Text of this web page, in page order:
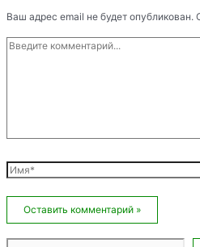
Ваш адрес email не будет опубликован.
Введите
комментарий...
Имя*